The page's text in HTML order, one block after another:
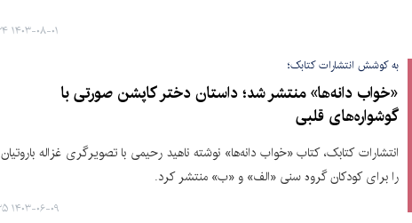
۱۴۰۳-۰۸-۰۱ ۱۴:۳۴
به کوشش انتشارات کتابک؛
«خواب دانه‌ها» منتشر شد؛ داستان دختر کاپشن صورتی با
گوشواره‌های قلبی
انتشارات کتابک، کتاب «خواب دانه‌ها» نوشته ناهید رحیمی با تصویرگری غزاله باروتیان
را برای کودکان گروه سنی «الف» و «ب» منتشر کرد.
۱۴۰۳-۰۶-۰۹ ۱۷:۳۵